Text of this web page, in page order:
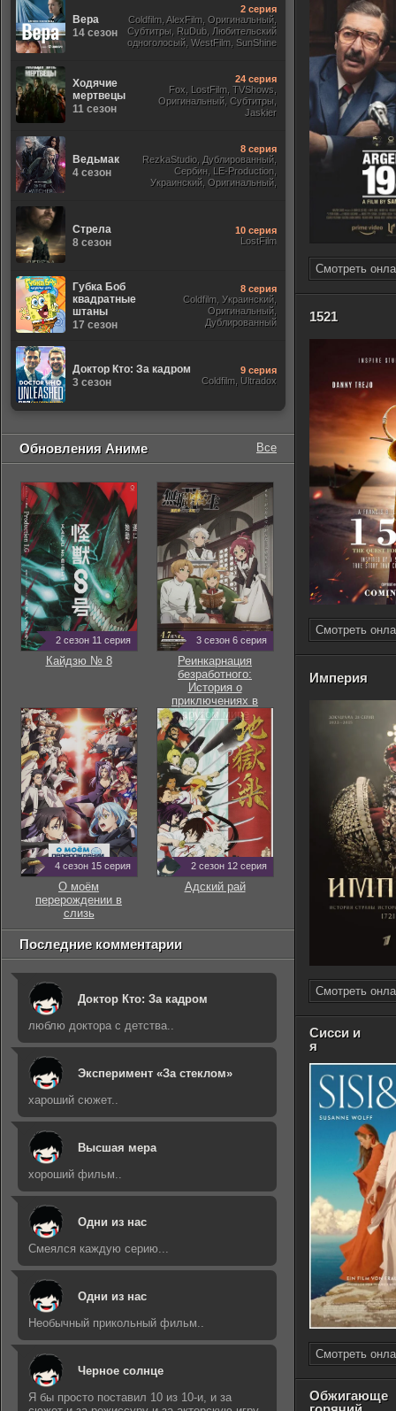
Смотреть
1521
Смотреть
Империя
Смотреть
Сисси и
я
Смотреть
Обжигающе
Вера
14 сезон
2 серия
Coldfilm, AlexFilm, Оригинальный,
Субтитры, RuDub, Любительский
одноголосый, WestFilm, SunShine
Ходячие
мертвецы
11 сезон
24 серия
Fox, LostFilm, TVShows,
Оригинальный, Субтитры,
Jaskier
Ведьмак
4 сезон
8 серия
RezkaStudio, Дублированный,
Сербин, LE-Production,
Украинский, Оригинальный,
Стрела
8 сезон
10 серия
LostFilm
Губка Боб
квадратные
штаны
17 сезон
8 серия
Coldfilm, Украинский,
Оригинальный,
Дублированный
Доктор Кто: За кадром
3 сезон
9 серия
Coldfilm, Ultradox
Обновления Аниме Все
2 сезон 11 серия
Кайдзю № 8
3 сезон 6 серия
Реинкарнация
безработного:
История о
приключениях в
другом мире
4 сезон 15 серия
О моём
перерождении в
слизь
2 сезон 12 серия
Адский рай
Последние комментарии
Доктор Кто: За кадром
люблю доктора с детства..
Эксперимент «За стеклом»
хароший сюжет..
Высшая мера
хороший фильм..
Одни из нас
Смеялся каждую серию...
Одни из нас
Необычный прикольный фильм..
Черное солнце
Я бы просто поставил 10 из 10-и, и за